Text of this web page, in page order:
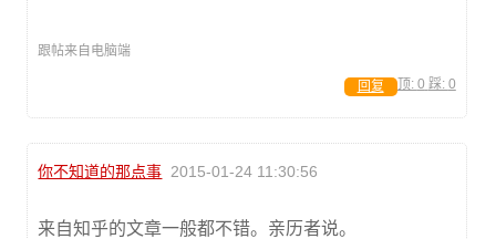
跟帖来自电脑端
顶: 0 踩: 0
回复
你不知道的那点事 2015-01-24 11:30:56
来自知乎的文章一般都不错。亲历者说。